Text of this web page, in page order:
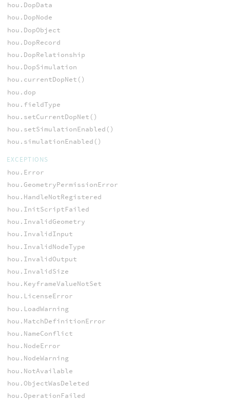
hou.DopData
hou.DopNode
hou.DopObject
hou.DopRecord
hou.DopRelationship
hou.DopSimulation
hou.currentDopNet()
hou.dop
hou.fieldType
hou.setCurrentDopNet()
hou.setSimulationEnabled()
hou.simulationEnabled()
EXCEPTIONS
hou.Error
hou.GeometryPermissionError
hou.HandleNotRegistered
hou.InitScriptFailed
hou.InvalidGeometry
hou.InvalidInput
hou.InvalidNodeType
hou.InvalidOutput
hou.InvalidSize
hou.KeyframeValueNotSet
hou.LicenseError
hou.LoadWarning
hou.MatchDefinitionError
hou.NameConflict
hou.NodeError
hou.NodeWarning
hou.NotAvailable
hou.ObjectWasDeleted
hou.OperationFailed